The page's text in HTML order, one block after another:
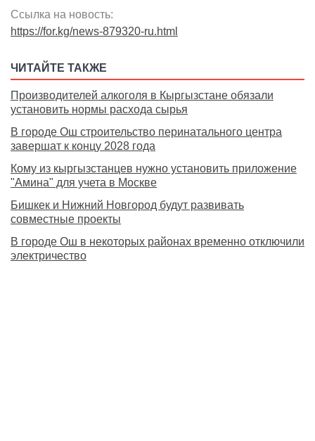
Ссылка на новость:
https://for.kg/news-879320-ru.html
ЧИТАЙТЕ ТАКЖЕ
Производителей алкоголя в Кыргызстане обязали
установить нормы расхода сырья
В городе Ош строительство перинатального центра
завершат к концу 2028 года
Кому из кыргызстанцев нужно установить приложение
"Амина" для учета в Москве
Бишкек и Нижний Новгород будут развивать
совместные проекты
В городе Ош в некоторых районах временно отключили
электричество